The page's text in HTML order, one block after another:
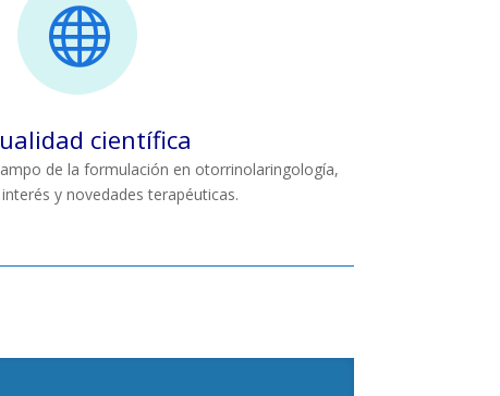

científica
de la formulación en otorrinolaringología,
y novedades terapéuticas.